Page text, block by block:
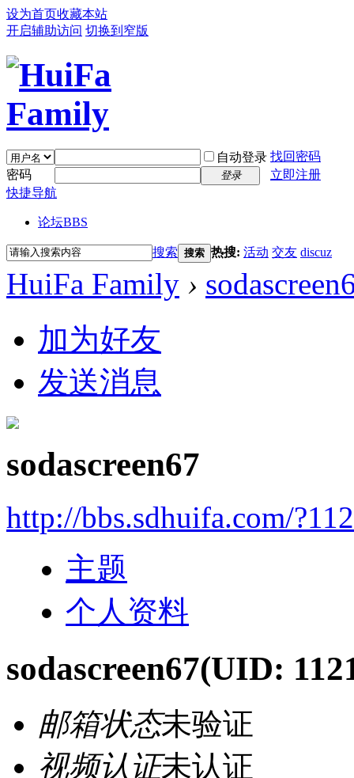
设为首页收藏本站
开启辅助访问 切换到窄版
自动登录 找回密码
密码
登录
立即注册
快捷导航
论坛BBS
搜索 搜索 热搜: 活动 交友 discuz
HuiFa Family ›
加为好友
发送消息
sodascreen67
http://bbs.sdhuifa.com/
主题
个人资料
sodascreen67(UID:
邮箱状态未验证
视频认证未认证